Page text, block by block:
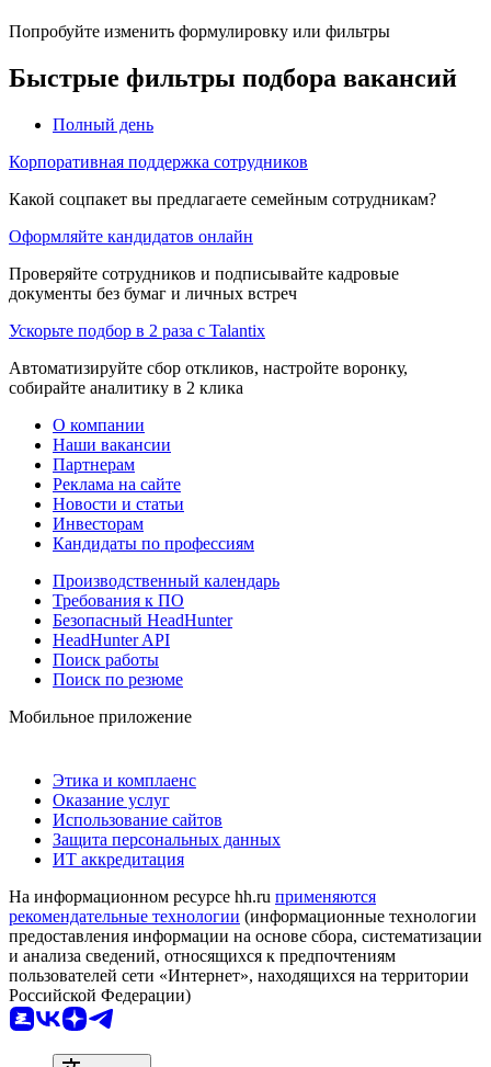
Попробуйте изменить формулировку или фильтры
Быстрые фильтры подбора вакансий
Полный день
Корпоративная поддержка сотрудников
Какой соцпакет вы предлагаете семейным сотрудникам?
Оформляйте кандидатов онлайн
Проверяйте сотрудников и подписывайте кадровые
документы без бумаг и личных встреч
Ускорьте подбор в 2 раза с Talantix
Автоматизируйте сбор откликов, настройте воронку,
собирайте аналитику в 2 клика
О компании
Наши вакансии
Партнерам
Реклама на сайте
Новости и статьи
Инвесторам
Кандидаты по профессиям
Производственный календарь
Требования к ПО
Безопасный HeadHunter
HeadHunter API
Поиск работы
Поиск по резюме
Мобильное приложение
Этика и комплаенс
Оказание услуг
Использование сайтов
Защита персональных данных
ИТ аккредитация
На информационном ресурсе hh.ru применяются
рекомендательные технологии (информационные технологии
предоставления информации на основе сбора, систематизации
и анализа сведений, относящихся к предпочтениям
пользователей сети «Интернет», находящихся на территории
Российской Федерации)